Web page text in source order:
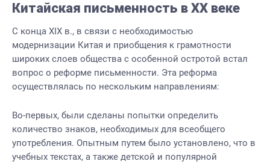
Китайская письменность в XX веке
С конца XIX в., в связи с необходимостью
модернизации Китая и приобщения к грамотности
широких слоев общества с особенной остротой встал
вопрос о реформе письменности. Эта реформа
осуществлялась по нескольким направлениям:
Во-первых, были сделаны попытки определить
количество знаков, необходимых для всеобщего
употребления. Опытным путем было установлено, что в
учебных текстах, а также детской и популярной